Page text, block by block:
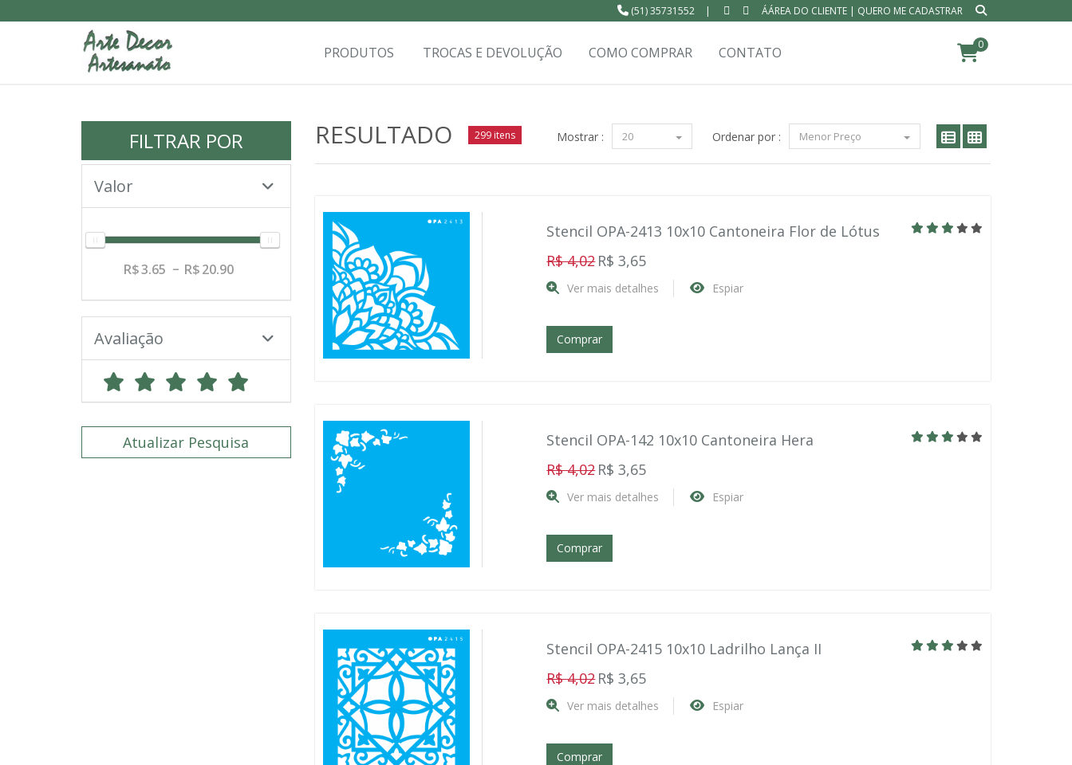
(51) 35731552 | ÁÁREA DO CLIENTE | QUERO ME CADASTRAR
0
PRODUTOS TROCAS E DEVOLUÇÃO COMO COMPRAR CONTATO
FILTRAR POR
Valor
3.65 20.90
Avaliação
Atualizar Pesquisa
RESULTADO 299 itens Ordenar por : Menor Preço
Mostrar : 20
Stencil OPA-2413 10x10 Cantoneira Flor de Lótus
R$ 4,02R$ 3,65
Ver mais detalhes Espiar
Comprar
Stencil OPA-142 10x10 Cantoneira Hera
R$ 4,02R$ 3,65
Ver mais detalhes Espiar
Comprar
Stencil OPA-2415 10x10 Ladrilho Lança II
R$ 4,02R$ 3,65
Ver mais detalhes Espiar
Comprar